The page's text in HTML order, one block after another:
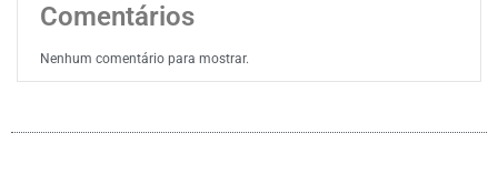
Comentários
Nenhum comentário para mostrar.